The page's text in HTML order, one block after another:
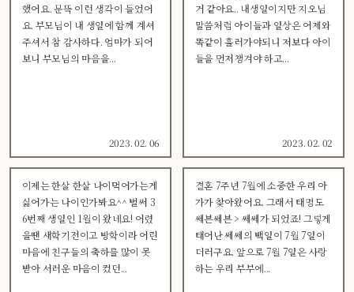
했어요. 문뜩 이런 생각이 들었어
요. 부모님이 내 생일에 함께 계셔
주셔서 참 감사하다. 엄마가 되어
보니 부모님의 마음을...
2023. 02. 06
거 같아요.. 내생일이지만 지오님
말씀처럼 아이들과 일상은 어제와
똑같이 흘러가야되니 저보다 아이
들을 먼저챙겨야 하고...
2023. 02. 02
이제는 한살 한살 나이먹어가는게
싫어가는 나이인가봐요^^ 벌써 3
6번째 생일인 1월이 왔네요! 어렸
을땐 새학기전이고 방학이라 어린
마음에 친구들의 축하를 많이 못
받아 서러운 마음이 컸던...
결혼 7주년 7월에 소중한 우리 아
가가 찾아왔어요. 그래서 태명도
쎄븐쎄븐 > 쎄쎄가 되었죠! 그렇게
태어난 쎄쎄의 백일이 7월 7일이
더러구요. 앞으로 7월 7일은 사랑
하는 우리 부부에...